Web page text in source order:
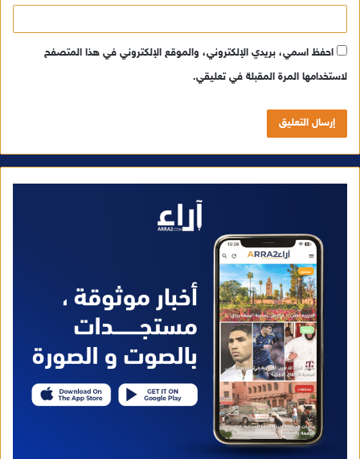
احفظ اسمي، بريدي الإلكتروني، والموقع الإلكتروني في هذا المتصفح
لاستخدامها المرة المقبلة في تعليقي.